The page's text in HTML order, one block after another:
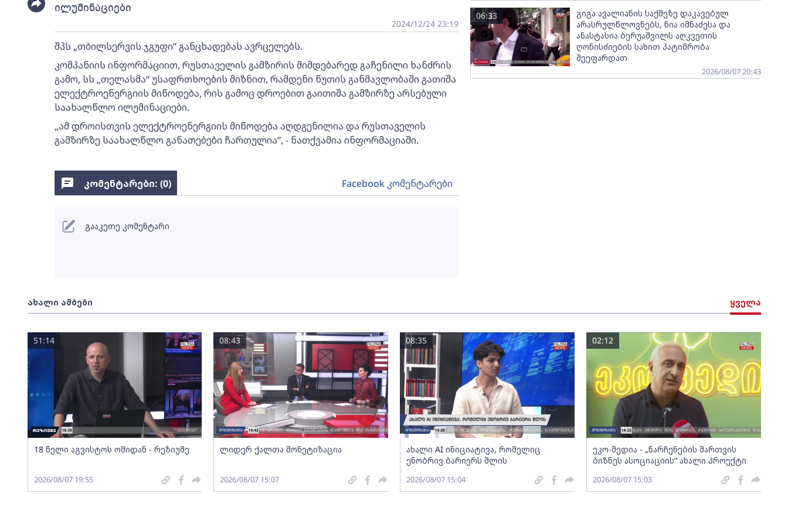
ილუმინაციები
2024/12/24 23:19
შპს „თბილსერვის ჯგუფი” განცხადებას ავრცელებს.
კომპანიის ინფორმაციით, რუსთაველის გამზირის მიმდებარედ გაჩენილი ხანძრის
გამო, სს „თელასმა“ უსაფრთხოების მიზნით, რამდენი წუთის განმავლობაში გათიშა
ელექტროენერგიის მიწოდება, რის გამოც დროებით გაითიშა გამზირზე არსებული
საახალწლო ილუმინაციები.
„ამ დროისთვის ელექტროენერგიის მიწოდება აღდგენილია და რუსთაველის
გამზირზე საახალწლო განათებები ჩართულია”, - ნათქვამია ინფორმაციაში.
გიგა ავალიანის საქმეზე დაკავებულ
არასრულწლოვნებს, ნია იმნაძესა და
ანასტასია ბერუაშვილს აღკვეთის
ღონისძიების სახით პატიმრობა
შეეფარდათ
06:33
2026/08/07 20:43
ახალი ამბები ყველა
18 წელი აგვისტოს ომიდან - რეზიუმე
51:14
2026/08/07 19:55
ლიდერ ქალთა მონეტიზაცია
08:43
2026/08/07 15:07
ახალი AI ინიციატივა, რომელიც
ენობრივ ბარიერს შლის
08:35
2026/08/07 15:04
ეკო-მედია - „ნარჩენების მართვის
ბიზნეს ასოციაციის” ახალი პროექტი
02:12
2026/08/07 15:03
კომენტარები: (0) Facebook კომენტარები
გააკეთე კომენტარი